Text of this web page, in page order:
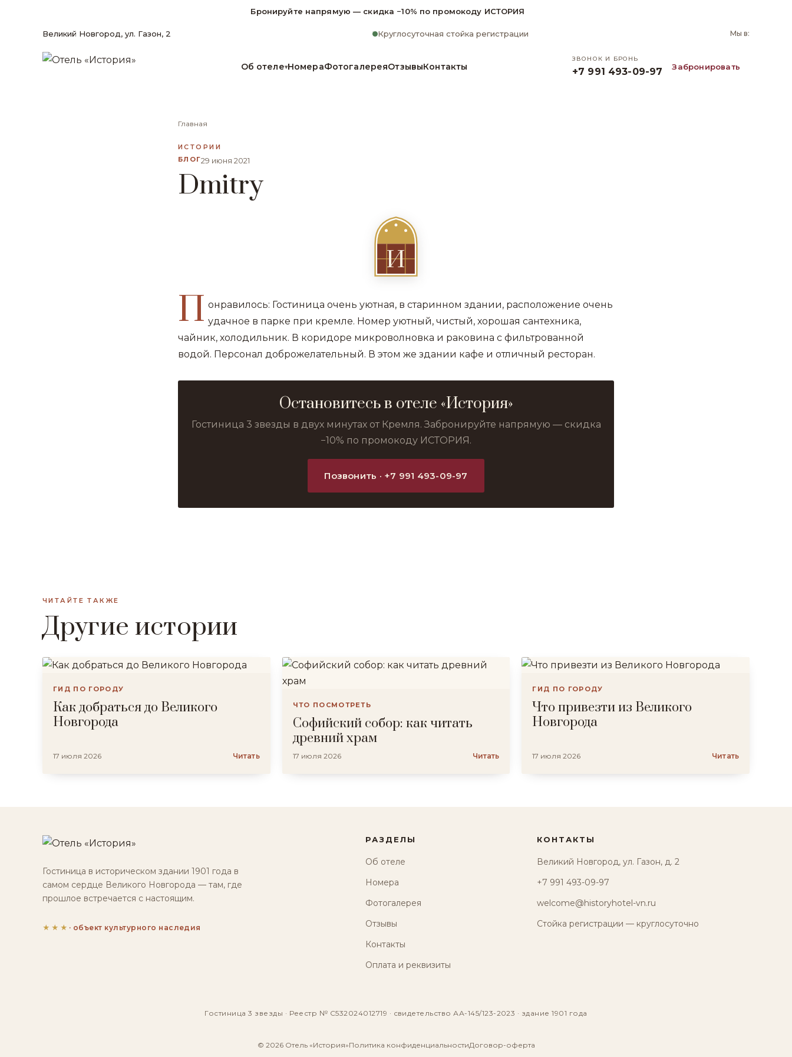
Бронируйте напрямую — скидка −10% по промокоду ИСТОРИЯ
Великий Новгород, ул. Газон, 2 Круглосуточная стойка регистрации Мы в:
Об отеле▾НомераФотогалереяОтзывыКонтакты
ЗВОНОК И БРОНЬ
+7 991 493-09-97 Забронировать
Главная
ИСТОРИИ
БЛОГ29 июня 2021
Dmitry
И
П онравилось: Гостиница очень уютная, в старинном здании, расположение очень
удачное в парке при кремле. Номер уютный, чистый, хорошая сантехника,
чайник, холодильник. В коридоре микроволновка и раковина с фильтрованной
водой. Персонал доброжелательный. В этом же здании кафе и отличный ресторан.
Остановитесь в отеле «История»
Гостиница 3 звезды в двух минутах от Кремля. Забронируйте напрямую — скидка
−10% по промокоду ИСТОРИЯ.
Позвонить · +7 991 493-09-97
ЧИТАЙТЕ ТАКЖЕ
Другие истории
ГИД ПО ГОРОДУ
Как добраться до Великого
Новгорода
17 июля 2026 Читать
ЧТО ПОСМОТРЕТЬ
Софийский собор: как читать
древний храм
17 июля 2026 Читать
ГИД ПО ГОРОДУ
Что привезти из Великого
Новгорода
17 июля 2026 Читать
Гостиница в историческом здании 1901 года в
самом сердце Великого Новгорода — там, где
прошлое встречается с настоящим.
★★★ · объект культурного наследия
РАЗДЕЛЫ
Об отеле
Номера
Фотогалерея
Отзывы
Контакты
Оплата и реквизиты
КОНТАКТЫ
Великий Новгород, ул. Газон, д. 2
+7 991 493-09-97
welcome@historyhotel-vn.ru
Стойка регистрации — круглосуточно
Гостиница 3 звезды · Реестр № С532024012719 · свидетельство АА-145/123-2023 · здание 1901 года
© 2026 Отель «История»Политика конфиденциальностиДоговор-оферта